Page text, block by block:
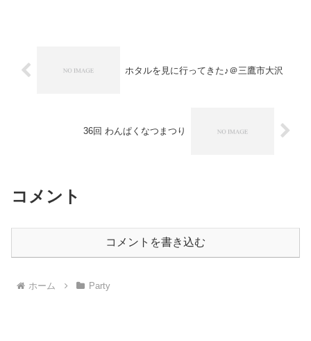
ホタルを見に行ってきた♪＠三鷹市大沢
36回 わんぱくなつまつり
コメント
コメントを書き込む
ホーム Party